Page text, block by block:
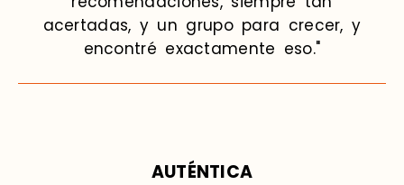
acertadas, y un grupo para crecer, y
encontré exactamente eso."
AUTÉNTICA